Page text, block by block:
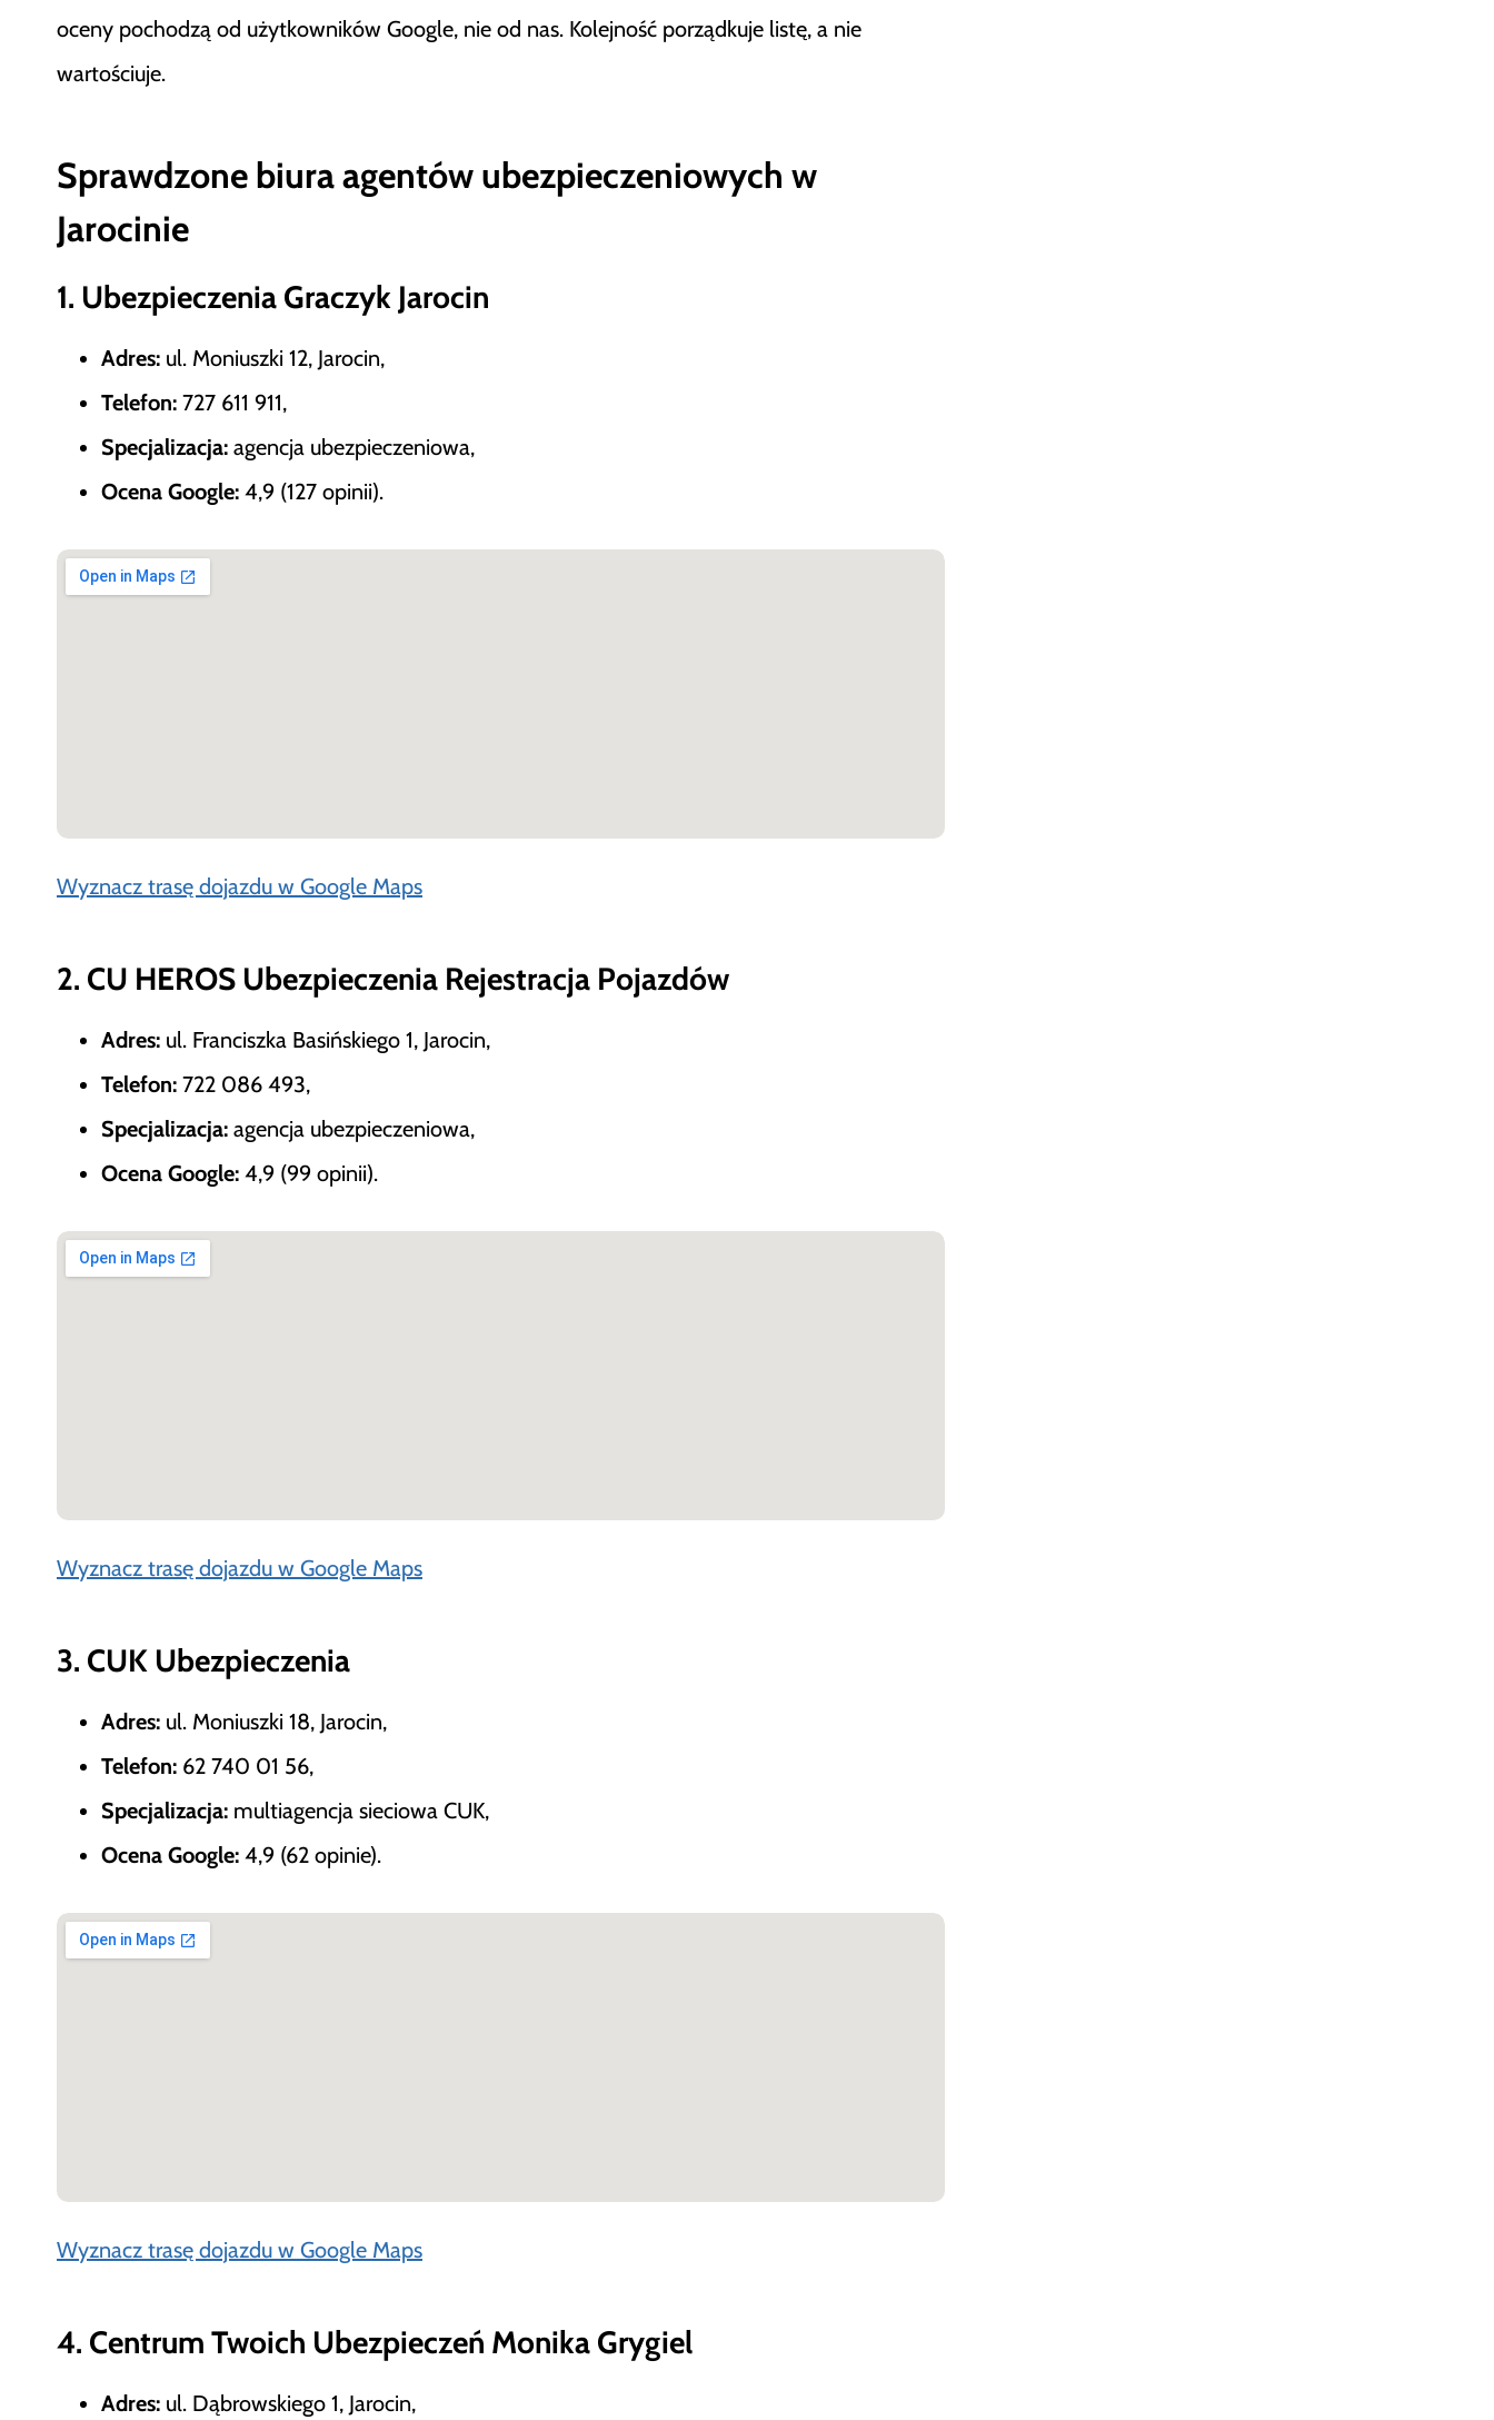
oceny pochodzą od użytkowników Google, nie od nas. Kolejność porządkuje listę, a nie
wartościuje.
Sprawdzone biura agentów ubezpieczeniowych w
Jarocinie
1. Ubezpieczenia Graczyk Jarocin
Adres: ul. Moniuszki 12, Jarocin,
Telefon: 727 611 911,
Specjalizacja: agencja ubezpieczeniowa,
Ocena Google: 4,9 (127 opinii).
Wyznacz trasę dojazdu w Google Maps
2. CU HEROS Ubezpieczenia Rejestracja Pojazdów
Adres: ul. Franciszka Basińskiego 1, Jarocin,
Telefon: 722 086 493,
Specjalizacja: agencja ubezpieczeniowa,
Ocena Google: 4,9 (99 opinii).
Wyznacz trasę dojazdu w Google Maps
3. CUK Ubezpieczenia
Adres: ul. Moniuszki 18, Jarocin,
Telefon: 62 740 01 56,
Specjalizacja: multiagencja sieciowa CUK,
Ocena Google: 4,9 (62 opinie).
Wyznacz trasę dojazdu w Google Maps
4. Centrum Twoich Ubezpieczeń Monika Grygiel
Adres: ul. Dąbrowskiego 1, Jarocin,